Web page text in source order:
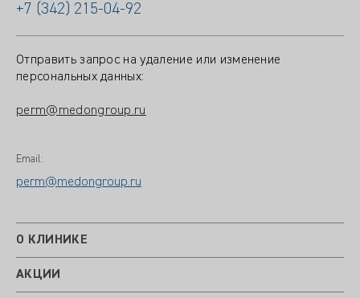
+7 (342) 215-04-92
Отправить запрос на удаление или изменение
персональных данных:
perm@medongroup.ru
Email:
perm@medongroup.ru
О КЛИНИКЕ
АКЦИИ